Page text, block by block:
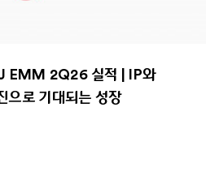
EMM 2Q26 실적 | IP와
으로 기대되는 성장